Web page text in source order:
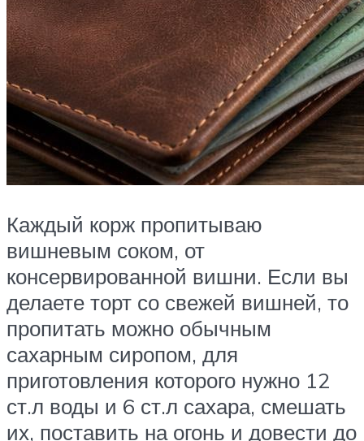
Каждый корж пропитываю
вишневым соком, от
консервированной вишни. Если вы
делаете торт со свежей вишней, то
пропитать можно обычным
сахарным сиропом, для
приготовления которого нужно 12
ст.л воды и 6 ст.л сахара, смешать
их, поставить на огонь и довести до